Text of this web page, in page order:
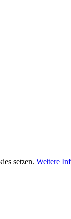
setzen. Weitere